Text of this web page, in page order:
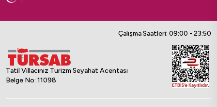
Çalışma Saatleri: 09:00 - 23:50
Tatil Villacınız Turizm Seyahat Acentası
Belge No: 11098